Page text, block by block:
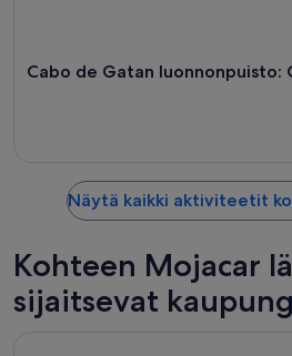
Cabo de Gatan luonnonpuisto:
Näytä kaikki aktiviteetit
Kohteen Mojacar
sijaitsevat